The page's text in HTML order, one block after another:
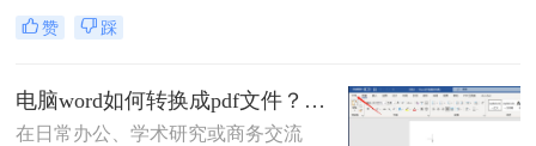
有跨平台兼容性、良好的排版稳定性
和安全性。那么word如何转换成pdf
及其优缺点分析。
赞 踩
电脑word如何转换成pdf文件？揭秘4大高效方法，轻松搞定所有场景！
在日常办公、学术研究或商务交流